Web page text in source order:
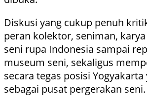
Diskusi yang cukup penuh
peran kolektor, seniman,
seni rupa Indonesia sampai
museum seni, sekaligus
secara tegas posisi
sebagai pusat pergerakan seni.